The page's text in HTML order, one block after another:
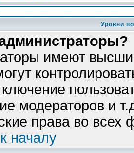
Уровни
имеют
модераторов и
права во всех
началу